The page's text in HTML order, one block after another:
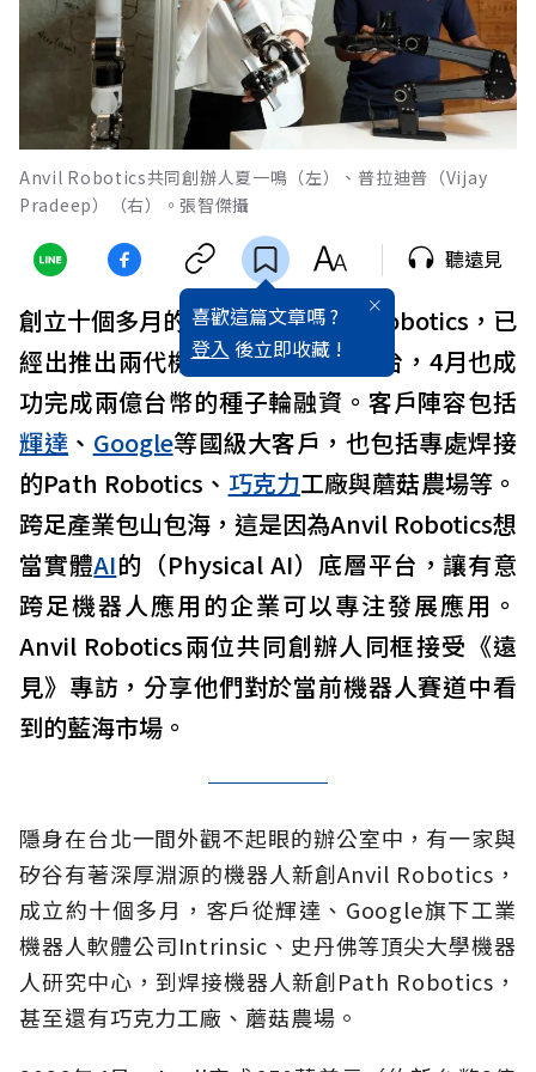
Anvil Robotics共同創辦人夏一鳴（左）、普拉迪普（Vijay
Pradeep）（右）。張智傑攝
喜歡這篇文章嗎 ?
登入 後立即收藏 !
聽遠見
創立十個多月的 機器人新創Anvil Robotics，已
經出推出兩代機器人、出貨逾100台，4月也成
功完成兩億台幣的種子輪融資。客戶陣容包括
輝達 、 Google等國級大客戶，也包括專處焊接
的Path Robotics、 巧克力工廠與蘑菇農場等。
跨足產業包山包海，這是因為Anvil Robotics想
當實體AI的（Physical AI）底層平台，讓有意
跨足機器人應用的企業可以專注發展應用。
Anvil Robotics兩位共同創辦人同框接受《遠
見》專訪，分享他們對於當前機器人賽道中看
到的藍海市場。
隱身在台北一間外觀不起眼的辦公室中，有一家與
矽谷有著深厚淵源的機器人新創Anvil Robotics，
成立約十個多月，客戶從輝達、Google旗下工業
機器人軟體公司Intrinsic、史丹佛等頂尖大學機器
人研究中心，到焊接機器人新創Path Robotics，
甚至還有巧克力工廠、蘑菇農場。